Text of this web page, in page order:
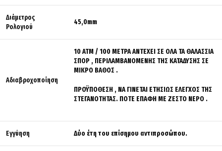
Διάμετρος
Ρολογιού
45,0mm
Αδιαβροχοποίηση
10 ΑΤΜ / 100 ΜΕΤΡΑ ΑΝΤΕΧΕΙ ΣΕ ΟΛΑ ΤΑ ΘΑΛΑΣΣΙΑ
ΣΠΟΡ , ΠΕΡΙΛΑΜΒΑΝΟΜΕΝΗΣ ΤΗΣ ΚΑΤΑΔΥΣΗΣ ΣΕ
ΜΙΚΡΟ ΒΑΘΟΣ .
ΠΡΟΫΠΟΘΕΣΗ , ΝΑ ΓΙΝΕΤΑΙ ΕΤΗΣΙΩΣ ΕΛΕΓΧΟΣ ΤΗΣ
ΣΤΕΓΑΝΟΤΗΤΑΣ. ΠΟΤΕ ΕΠΑΦΗ ΜΕ ΖΕΣΤΟ ΝΕΡΟ .
Εγγύηση Δύο έτη του επίσημου αντιπροσώπου.